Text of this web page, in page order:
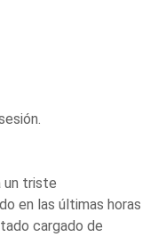
un triste
en las últimas horas
cargado de